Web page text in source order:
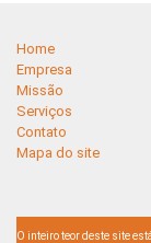
Home
Empresa
Missão
Serviços
Contato
Mapa do site
O inteiro teor deste site